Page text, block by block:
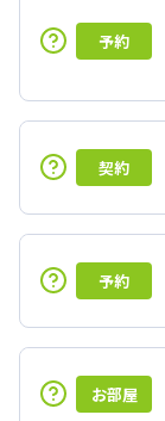
予約
契約
予約
お部屋